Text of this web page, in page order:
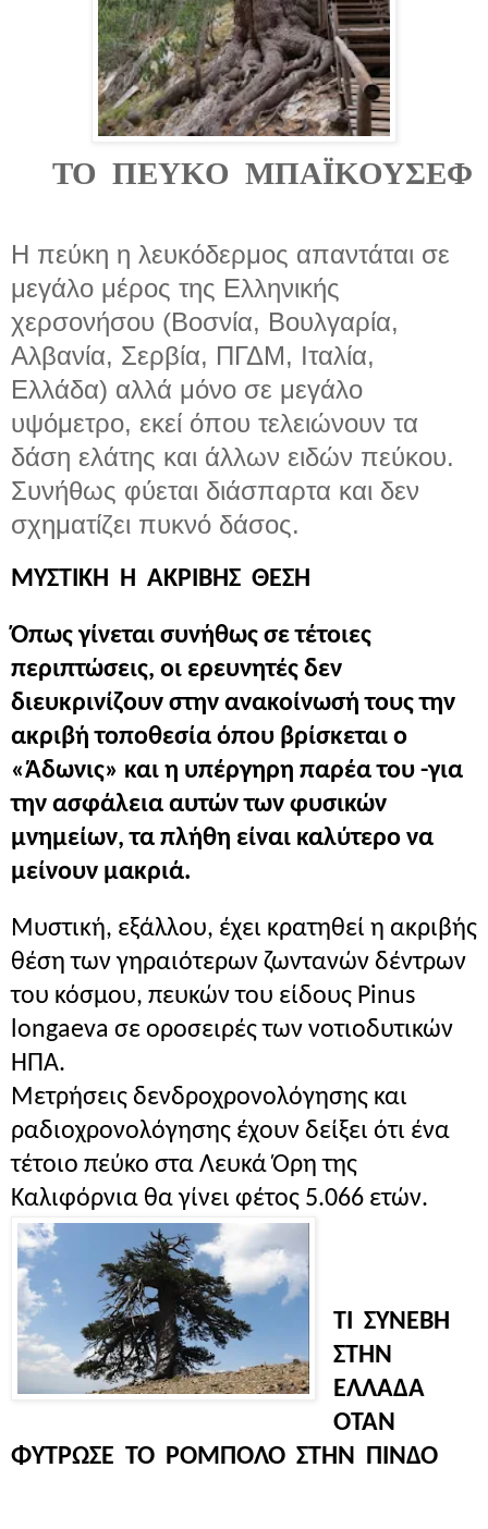
ΤΟ ΠΕΥΚΟ ΜΠΑΪΚΟΥΣΕΦ
Η πεύκη η λευκόδερμος απαντάται σε
μεγάλο μέρος της Ελληνικής
χερσονήσου (Βοσνία, Βουλγαρία,
Αλβανία, Σερβία, ΠΓΔΜ, Ιταλία,
Ελλάδα) αλλά μόνο σε μεγάλο
υψόμετρο, εκεί όπου τελειώνουν τα
δάση ελάτης και άλλων ειδών πεύκου.
Συνήθως φύεται διάσπαρτα και δεν
σχηματίζει πυκνό δάσος.
ΜΥΣΤΙΚΗ Η ΑΚΡΙΒΗΣ ΘΕΣΗ
Όπως γίνεται συνήθως σε τέτοιες
περιπτώσεις, οι ερευνητές δεν
διευκρινίζουν στην ανακοίνωσή τους την
ακριβή τοποθεσία όπου βρίσκεται ο
«Άδωνις» και η υπέργηρη παρέα του -για
την ασφάλεια αυτών των φυσικών
μνημείων, τα πλήθη είναι καλύτερο να
μείνουν μακριά.
Μυστική, εξάλλου, έχει κρατηθεί η ακριβής
θέση των γηραιότερων ζωντανών δέντρων
του κόσμου, πευκών του είδους Pinus
longaeva σε οροσειρές των νοτιοδυτικών
ΗΠΑ.
Μετρήσεις δενδροχρονολόγησης και
ραδιοχρονολόγησης έχουν δείξει ότι ένα
τέτοιο πεύκο στα Λευκά Όρη της
Καλιφόρνια θα γίνει φέτος 5.066 ετών.
ΤΙ ΣΥΝΕΒΗ
ΣΤΗΝ
ΕΛΛΑΔΑ
ΟΤΑΝ
ΦΥΤΡΩΣΕ ΤΟ ΡΟΜΠΟΛΟ ΣΤΗΝ ΠΙΝΔΟ